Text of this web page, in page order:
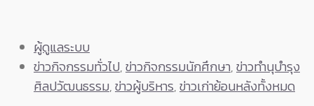
ผู้ดูแลระบบ
ข่าวกิจกรรมทั่วไป,ข่าวกิจกรรมนักศึกษา,ข่าวทำนุบำรุง
ศิลปวัฒนธรรม,ข่าวผู้บริหาร,ข่าวเก่าย้อนหลังทั้งหมด